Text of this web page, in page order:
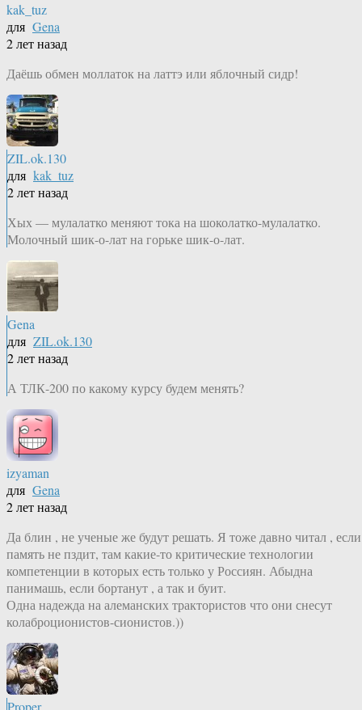
kak_tuz
для Gena
2 лет назад
Даёшь обмен моллаток на латтэ или яблочный сидр!
ZIL.ok.130
для kak_tuz
2 лет назад
Хых — мулалатко меняют тока на шоколатко-мулалатко.
Молочный шик-о-лат на горьке шик-о-лат.
Gena
для ZIL.ok.130
2 лет назад
А ТЛК-200 по какому курсу будем менять?
izyaman
для Gena
2 лет назад
Да блин , не ученые же будут решать. Я тоже давно читал , если
память не пздит, там какие-то критические технологии
компетенции в которых есть только у Россиян. Абыдна
панимашь, если бортанут , а так и буит.
Одна надежда на алеманских трактористов что они снесут
колаброционистов-сионистов.))